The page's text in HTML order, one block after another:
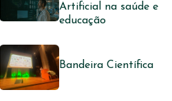
Artificial na saúde e
educação
Bandeira Científica